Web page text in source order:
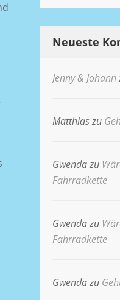
Neueste
Jenny & Johann
Matthiaszu
Gwendazu
Fahrradkette
Gwendazu
Fahrradkette
Gwendazu